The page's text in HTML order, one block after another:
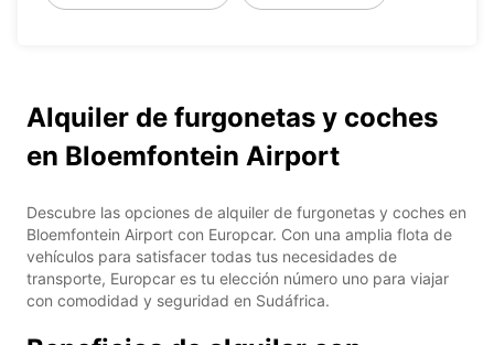
Alquiler de furgonetas y coches
en Bloemfontein Airport
Descubre las opciones de alquiler de furgonetas y coches en
Bloemfontein Airport con Europcar. Con una amplia flota de
vehículos para satisfacer todas tus necesidades de
transporte, Europcar es tu elección número uno para viajar
con comodidad y seguridad en Sudáfrica.